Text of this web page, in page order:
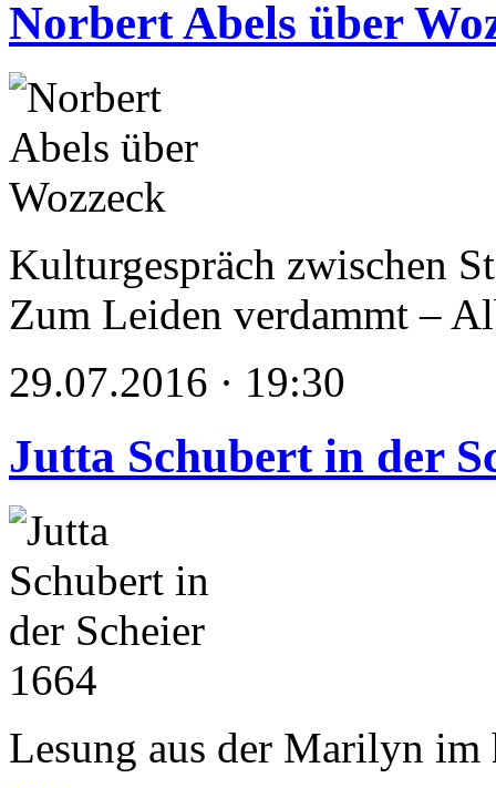
Norbert Abels über
Kulturgespräch zwischen
Zum Leiden verdammt –
29.07.2016 · 19:30
Jutta Schubert in der
Lesung aus der Marilyn im